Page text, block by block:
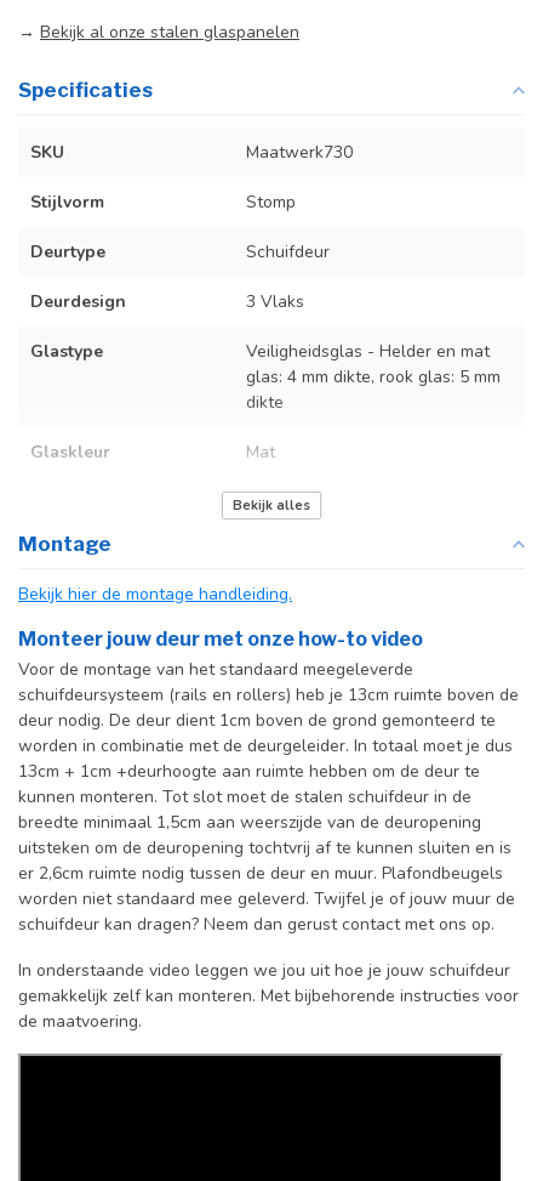
→ Bekijk al onze stalen glaspanelen
Specificaties
SKU Maatwerk730
Stijlvorm Stomp
Deurtype Schuifdeur
Deurdesign 3 Vlaks
Glastype
Veiligheidsglas - Helder en mat
glas: 4 mm dikte, rook glas: 5 mm
dikte
Glaskleur Mat
Op maat gemaakt
Incl. deurgreep
Incl. systeem
Bekijk alles
Montage
Bekijk hier de montage handleiding.
Monteer jouw deur met onze how-to video
Voor de montage van het standaard meegeleverde
schuifdeursysteem (rails en rollers) heb je 13cm ruimte boven de
deur nodig. De deur dient 1cm boven de grond gemonteerd te
worden in combinatie met de deurgeleider. In totaal moet je dus
13cm + 1cm +deurhoogte aan ruimte hebben om de deur te
kunnen monteren. Tot slot moet de stalen schuifdeur in de
breedte minimaal 1,5cm aan weerszijde van de deuropening
uitsteken om de deuropening tochtvrij af te kunnen sluiten en is
er 2,6cm ruimte nodig tussen de deur en muur. Plafondbeugels
worden niet standaard mee geleverd. Twijfel je of jouw muur de
schuifdeur kan dragen? Neem dan gerust contact met ons op.
In onderstaande video leggen we jou uit hoe je jouw schuifdeur
gemakkelijk zelf kan monteren. Met bijbehorende instructies voor
de maatvoering.